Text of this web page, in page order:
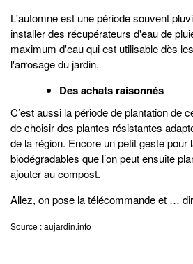
L'automne est une période souvent
installer des récupérateurs d'eau de
maximum d'eau qui est utilisable dès
l'arrosage du jardin.
Des achats raisonnés
C’est aussi la période de plantation de
de choisir des plantes résistantes
de la région. Encore un petit geste pour
biodégradables que l’on peut ensuite
ajouter au compost.
Allez, on pose la télécommande et …
Source : aujardin.info